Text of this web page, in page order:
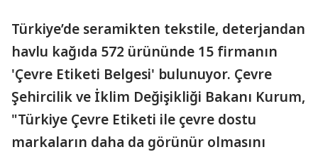
Türkiye’de seramikten tekstile, deterjandan
havlu kağıda 572 ürününde 15 firmanın
'Çevre Etiketi Belgesi' bulunuyor. Çevre
Şehircilik ve İklim Değişikliği Bakanı Kurum,
"Türkiye Çevre Etiketi ile çevre dostu
markaların daha da görünür olmasını